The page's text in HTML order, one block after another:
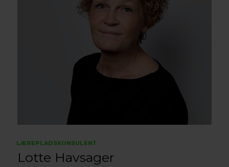
LÆREPLADSKONSULENT
Lotte Havsager